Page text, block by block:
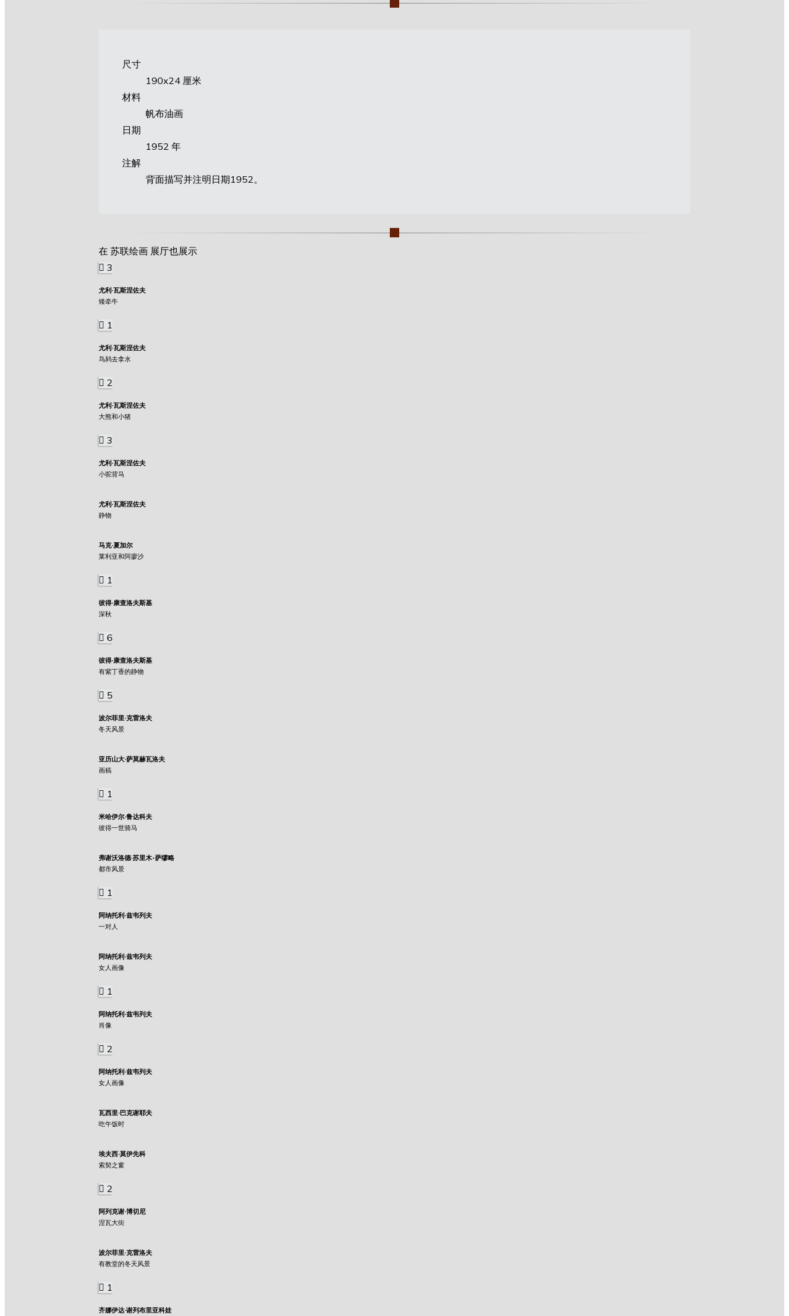
尺寸
190х24 厘米
材料
帆布油画
日期
1952 年
注解
背面描写并注明日期1952。
在 苏联绘画 展厅也展示
3
尤利·瓦斯涅佐夫
矮牵牛
1
尤利·瓦斯涅佐夫
鸟鸫去拿水
2
尤利·瓦斯涅佐夫
大熊和小猪
3
尤利·瓦斯涅佐夫
小驼背马
尤利·瓦斯涅佐夫
静物
马克·夏加尔
莱利亚和阿廖沙
1
彼得·康查洛夫斯基
深秋
6
彼得·康查洛夫斯基
有紫丁香的静物
5
波尔菲里·克雷洛夫
冬天风景
亚历山大·萨莫赫瓦洛夫
画稿
1
米哈伊尔·鲁达科夫
彼得一世骑马
弗谢沃洛德·苏里木-萨缪略
都市风景
1
阿纳托利·兹韦列夫
一对人
阿纳托利·兹韦列夫
女人画像
1
阿纳托利·兹韦列夫
肖像
2
阿纳托利·兹韦列夫
女人画像
瓦西里·巴克谢耶夫
吃午饭时
埃夫西·莫伊先科
索契之窗
2
阿列克谢·博切尼
涅瓦大街
波尔菲里·克雷洛夫
有教堂的冬天风景
1
齐娜伊达·谢列布里亚科娃